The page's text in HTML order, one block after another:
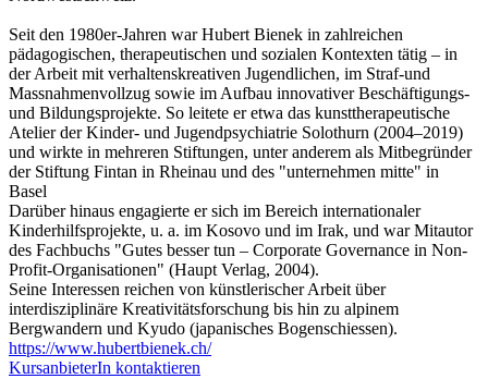
Seit den 1980er-Jahren war Hubert Bienek in zahlreichen
pädagogischen, therapeutischen und sozialen Kontexten tätig – in
der Arbeit mit verhaltenskreativen Jugendlichen, im Straf-und
Massnahmenvollzug sowie im Aufbau innovativer Beschäftigungs-
und Bildungsprojekte. So leitete er etwa das kunsttherapeutische
Atelier der Kinder- und Jugendpsychiatrie Solothurn (2004–2019)
und wirkte in mehreren Stiftungen, unter anderem als Mitbegründer
der Stiftung Fintan in Rheinau und des "unternehmen mitte" in
Basel
Darüber hinaus engagierte er sich im Bereich internationaler
Kinderhilfsprojekte, u. a. im Kosovo und im Irak, und war Mitautor
des Fachbuchs "Gutes besser tun – Corporate Governance in Non-
Profit-Organisationen" (Haupt Verlag, 2004).
Seine Interessen reichen von künstlerischer Arbeit über
interdisziplinäre Kreativitätsforschung bis hin zu alpinem
Bergwandern und Kyudo (japanisches Bogenschiessen).
https://www.hubertbienek.ch/
KursanbieterIn kontaktieren